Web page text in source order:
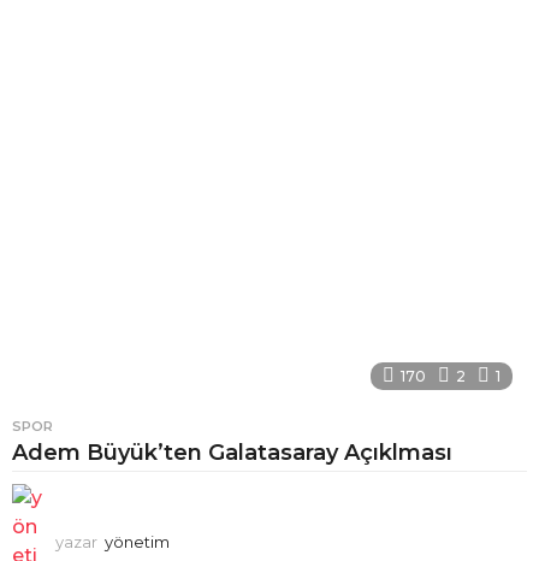
170 2 1
SPOR
Adem Büyük’ten Galatasaray Açıklması
yazar yönetim